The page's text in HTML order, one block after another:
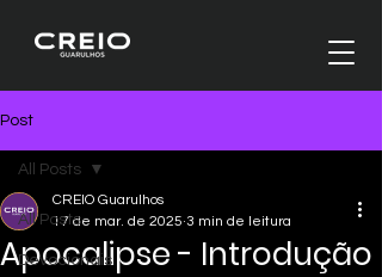
Post
All Posts
Devocionais
All Posts
Apocalipse - Introdução
CREIO Guarulhos
17 de mar. de 2025 3 min de leitura